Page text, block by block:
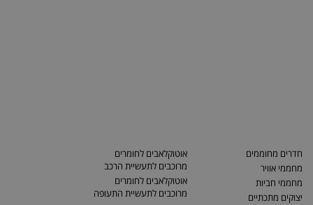
חדרים מחוממים
מחממי אוויר
מחממי חביות
יצוקים מתכתיים
אוטוקלאבים לחומרים
מרוכבים לתעשיית הרכב
אוטוקלאבים לחומרים
מרוכבים לתעשיית התעופה